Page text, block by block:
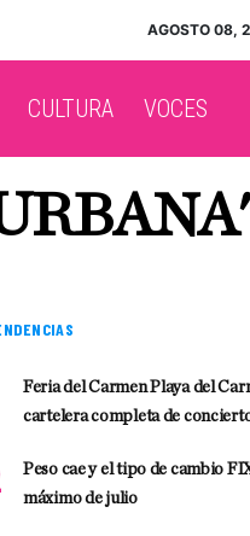
AGOSTO 08,
CULTURA VOCES
Feria del Carmen Playa del
cartelera completa de
Peso cae y el tipo de cambio
máximo de julio